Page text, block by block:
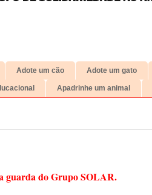
Adote um cão Adote um gato
Apadrinhe um animal
guarda do Grupo SOLAR.